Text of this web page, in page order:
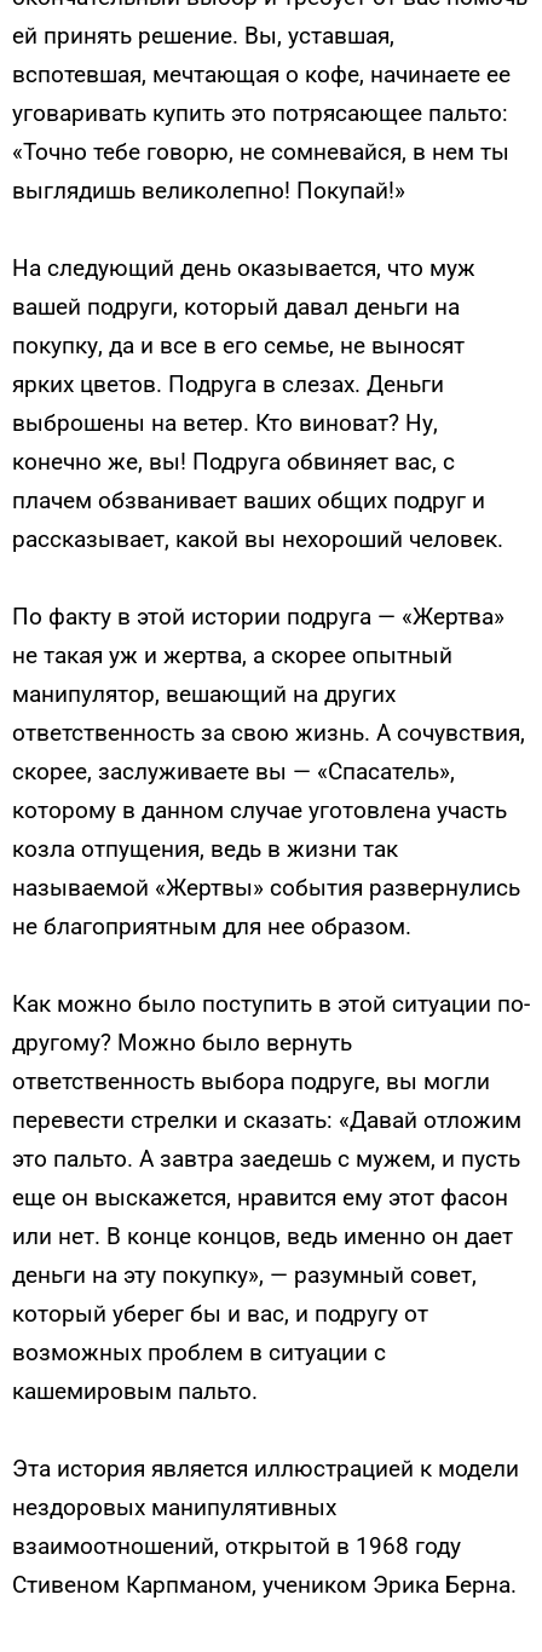
ей принять решение. Вы, уставшая,
вспотевшая, мечтающая о кофе, начинаете ее
уговаривать купить это потрясающее пальто:
«Точно тебе говорю, не сомневайся, в нем ты
выглядишь великолепно! Покупай!»
На следующий день оказывается, что муж
вашей подруги, который давал деньги на
покупку, да и все в его семье, не выносят
ярких цветов. Подруга в слезах. Деньги
выброшены на ветер. Кто виноват? Ну,
конечно же, вы! Подруга обвиняет вас, с
плачем обзванивает ваших общих подруг и
рассказывает, какой вы нехороший человек.
По факту в этой истории подруга — «Жертва»
не такая уж и жертва, а скорее опытный
манипулятор, вешающий на других
ответственность за свою жизнь. А сочувствия,
скорее, заслуживаете вы — «Спасатель»,
которому в данном случае уготовлена участь
козла отпущения, ведь в жизни так
называемой «Жертвы» события развернулись
не благоприятным для нее образом.
Как можно было поступить в этой ситуации по-
другому? Можно было вернуть
ответственность выбора подруге, вы могли
перевести стрелки и сказать: «Давай отложим
это пальто. А завтра заедешь с мужем, и пусть
еще он выскажется, нравится ему этот фасон
или нет. В конце концов, ведь именно он дает
деньги на эту покупку», — разумный совет,
который уберег бы и вас, и подругу от
возможных проблем в ситуации с
кашемировым пальто.
Эта история является иллюстрацией к модели
нездоровых манипулятивных
взаимоотношений, открытой в 1968 году
Стивеном Карпманом, учеником Эрика Берна.